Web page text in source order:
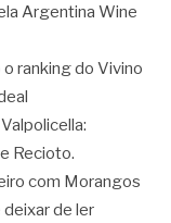
Argentina Wine
ranking do Vivino
Recioto.
com Morangos
de ler